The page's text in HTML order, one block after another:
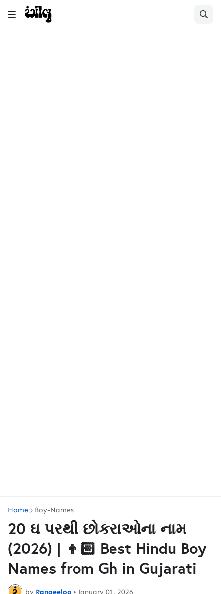
Home Boy-Names
20 ઘ પરથી છોકરાઓના નામ
(2026) | 👦🏻 Best Hindu Boy
Names from Gh in Gujarati
by Rangeeloo • January 01, 2026